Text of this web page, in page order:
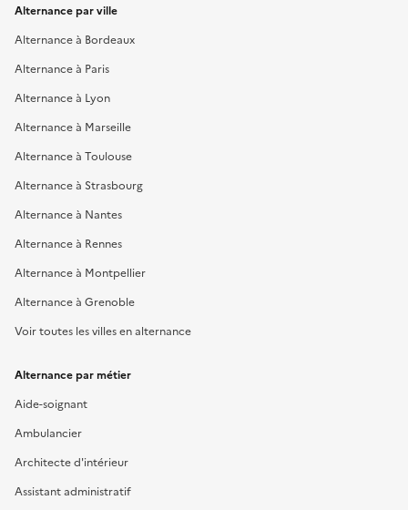
Alternance par ville
Alternance à Bordeaux
Alternance à Paris
Alternance à Lyon
Alternance à Marseille
Alternance à Toulouse
Alternance à Strasbourg
Alternance à Nantes
Alternance à Rennes
Alternance à Montpellier
Alternance à Grenoble
Voir toutes les villes en alternance
Alternance par métier
Aide-soignant
Ambulancier
Architecte d'intérieur
Assistant administratif